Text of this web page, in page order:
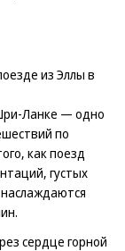
из Эллы в
Ланке — одно
по
как поезд
густых
сердце горной